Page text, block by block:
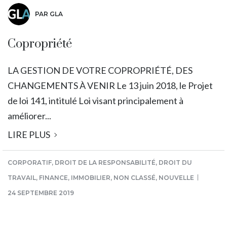
PAR GLA
Copropriété
LA GESTION DE VOTRE COPROPRIÉTÉ, DES
CHANGEMENTS À VENIR Le 13 juin 2018, le Projet
de loi 141, intitulé Loi visant principalement à
améliorer...
LIRE PLUS
CORPORATIF, DROIT DE LA RESPONSABILITÉ, DROIT DU
TRAVAIL, FINANCE, IMMOBILIER, NON CLASSÉ, NOUVELLE
24 SEPTEMBRE 2019